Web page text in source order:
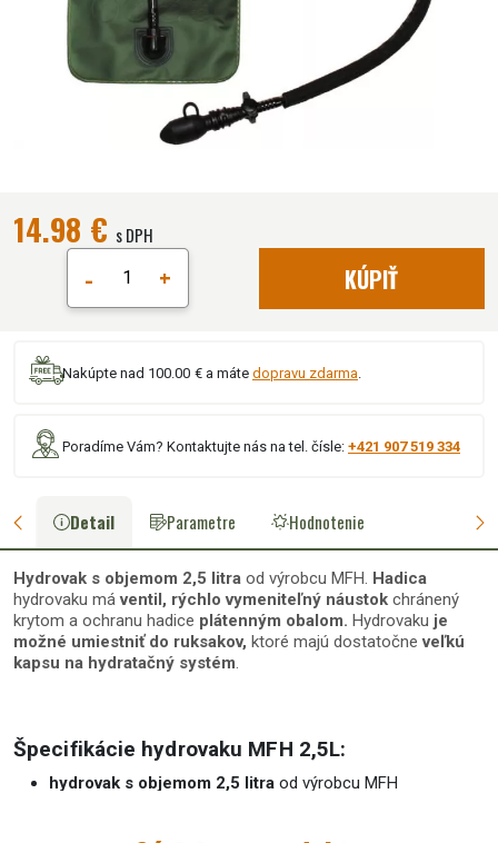
14.98 € s DPH
- + KÚPIŤ
Nakúpte nad 100.00 € a máte dopravu zdarma
Poradíme Vám? Kontaktujte nás na tel. čísle: +421 907 519 334
Detail Parametre Hodnotenie
Hydrovak s objemom 2,5 litra od výrobcu MFH. Hadica
hydrovaku máventil, rýchlo vymeniteľný náustok chránený
krytom a ochranu hadice plátenným obalom. Hydrovaku je
možné umiestniť do ruksakov, ktoré majú dostatočneveľkú
kapsu na hydratačný systém.
Špecifikácie hydrovaku MFH 2,5L:
hydrovak s objemom 2,5 litra od výrobcu MFH